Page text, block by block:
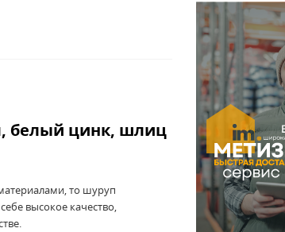
белый цинк, шлиц
то шуруп
высокое качество,